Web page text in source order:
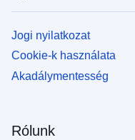
Jogi nyilatkozat
Cookie-k használata
Akadálymentesség
Rólunk